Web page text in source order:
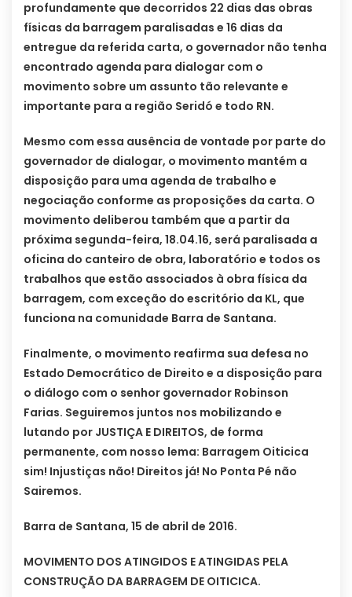
profundamente que decorridos 22 dias das obras
físicas da barragem paralisadas e 16 dias da
entregue da referida carta, o governador não tenha
encontrado agenda para dialogar com o
movimento sobre um assunto tão relevante e
importante para a região Seridó e todo RN.
Mesmo com essa ausência de vontade por parte do
governador de dialogar, o movimento mantém a
disposição para uma agenda de trabalho e
negociação conforme as proposições da carta. O
movimento deliberou também que a partir da
próxima segunda-feira, 18.04.16, será paralisada a
oficina do canteiro de obra, laboratório e todos os
trabalhos que estão associados à obra física da
barragem, com exceção do escritório da KL, que
funciona na comunidade Barra de Santana.
Finalmente, o movimento reafirma sua defesa no
Estado Democrático de Direito e a disposição para
o diálogo com o senhor governador Robinson
Farias. Seguiremos juntos nos mobilizando e
lutando por JUSTIÇA E DIREITOS, de forma
permanente, com nosso lema: Barragem Oiticica
sim! Injustiças não! Direitos já! No Ponta Pé não
Sairemos.
Barra de Santana, 15 de abril de 2016.
MOVIMENTO DOS ATINGIDOS E ATINGIDAS PELA
CONSTRUÇÃO DA BARRAGEM DE OITICICA.